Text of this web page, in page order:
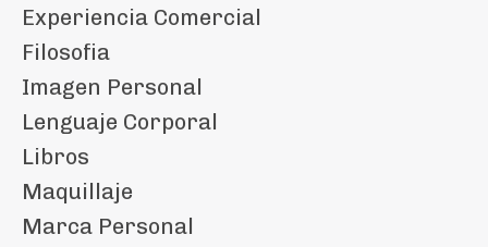
Experiencia Comercial
Filosofia
Imagen Personal
Lenguaje Corporal
Libros
Maquillaje
Marca Personal